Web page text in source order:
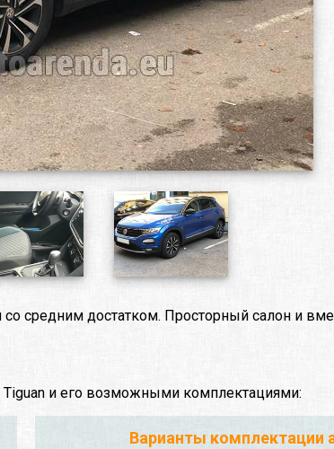
средним достатком. Просторный салон и
Tiguan и его возможными комплектациями:
Варианты комплектации